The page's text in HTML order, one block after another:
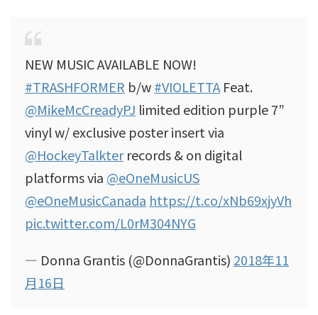
NEW MUSIC AVAILABLE NOW!
#TRASHFORMER b/w#VIOLETTA Feat.
@MikeMcCreadyPJ limited edition purple 7”
vinyl w/ exclusive poster insert via
@HockeyTalkterrecords & on digital
platforms via @eOneMusicUS
@eOneMusicCanada https://t.co/xNb69xjyVh
pic.twitter.com/L0rM304NYG
— Donna Grantis (@DonnaGrantis) 2018年11
月16日